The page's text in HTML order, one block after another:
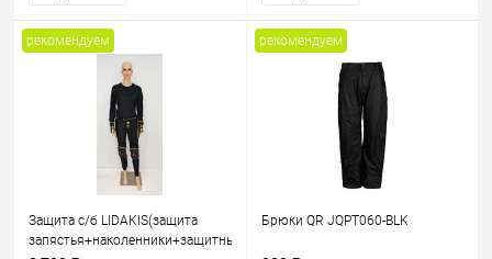
рекомендуем
Защита с/б LIDAKIS(защита
запястья+наколенники+защитные
рекомендуем
Брюки QR JQPT060-BLK